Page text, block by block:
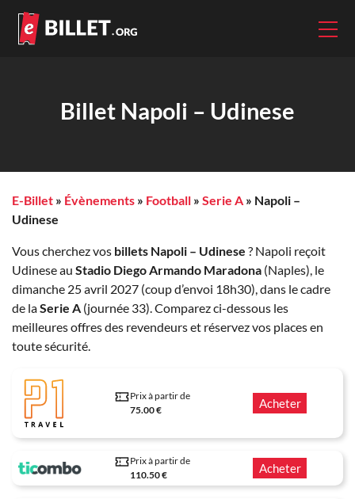
Billet Napoli – Udinese
E-Billet » Évènements » Football » Serie A » Napoli –
Udinese
Vous cherchez vos billets Napoli – Udinese ? Napoli reçoit
Udinese au Stadio Diego Armando Maradona (Naples), le
dimanche 25 avril 2027 (coup d’envoi 18h30), dans le cadre
de laSerie A (journée 33). Comparez ci-dessous les
meilleures offres des revendeurs et réservez vos places en
toute sécurité.
Prix à partir de
75.00 €
Acheter
Prix à partir de
110.50 €
Acheter